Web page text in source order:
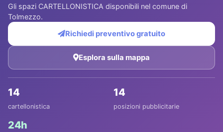
Gli spazi CARTELLONISTICA disponibili nel comune di
Tolmezzo.
Richiedi preventivo gratuito
Esplora sulla mappa
14
cartellonistica
14
posizioni pubblicitarie
24h